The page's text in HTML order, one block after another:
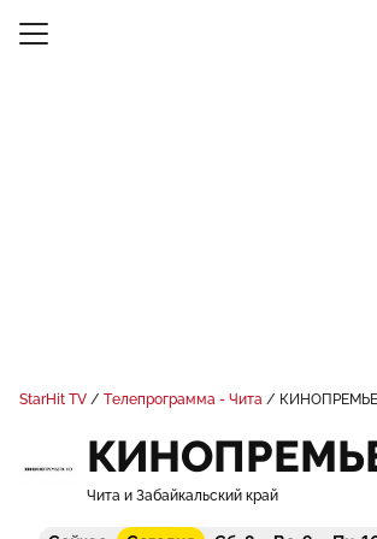
StarHit TV Телепрограмма - Чита
Чита и Забайкальский край